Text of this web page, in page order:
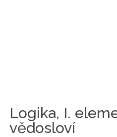
Logika, I.
vědosloví